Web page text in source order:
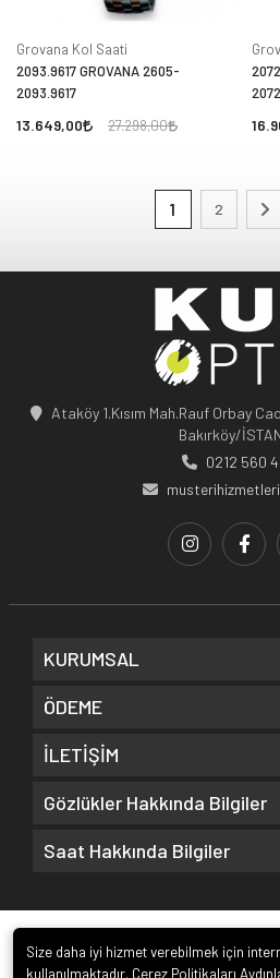
Grovana Kol Saati
2093.9617 GROVANA 2605-
2093.9617
13.649,00 27.298,00
1 2
Ataköy 1.Kısım Mah.Rauf Orbay
Bakırköy/
0212 560
KURUMSAL
ÖDEME
İLETİŞİM
Gözlükler Hakkında Bilgiler
Saat Hakkında Bilgiler
Size daha iyi hizmet verebilmek için
kullanılmaktadır. Çerez Politikaları